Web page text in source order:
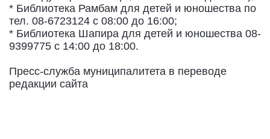
* Библиотека Рамбам для детей и юношества по
тел. 08-6723124 с 08:00 до 16:00;
* Библиотека Шапира для детей и юношества 08-
9399775 с 14:00 до 18:00.
Пресс-служба муниципалитета в переводе
редакции сайта